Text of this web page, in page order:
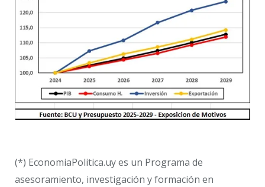
(*) EconomiaPolitica.uy es un Programa de
asesoramiento, investigación y formación en